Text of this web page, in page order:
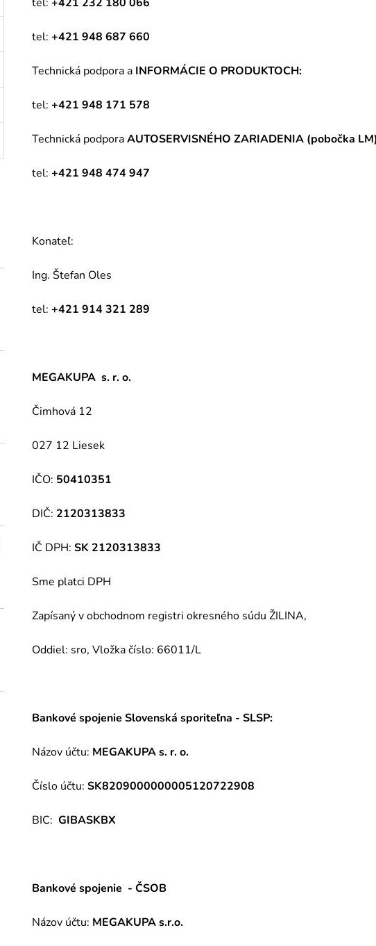
tel: +421 948 687 660
Technická podpora a INFORMÁCIE O PRODUKTOCH:
tel: +421 948 171 578
Technická podporaAUTOSERVISNÉHO ZARIADENIA (pobočka
tel: +421 948 474 947
Konateľ:
Ing. Štefan Oles
tel: +421 914 321 289
MEGAKUPA s. r. o.
Čimhová 12
027 12 Liesek
IČO: 50410351
DIČ: 2120313833
IČ DPH: SK 2120313833
Sme platci DPH
Zapísaný v obchodnom registri okresného súdu ŽILINA,
Oddiel: sro, Vložka číslo: 66011/L
Bankové spojenie Slovenská sporiteľna - SLSP:
Názov účtu: MEGAKUPA s. r. o.
Číslo účtu: SK8209000000005120722908
BIC: GIBASKBX
Bankové spojenie - ČSOB
Názov účtu: MEGAKUPA s.r.o.